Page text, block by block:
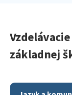
základnej